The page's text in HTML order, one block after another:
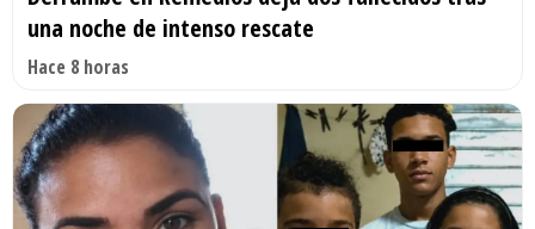
una noche de intenso rescate
Hace 8 horas